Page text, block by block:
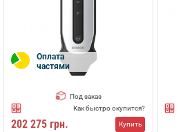
Оплата
частями
Под заказ
Как быстро окупится?
202 275 грн. Купить